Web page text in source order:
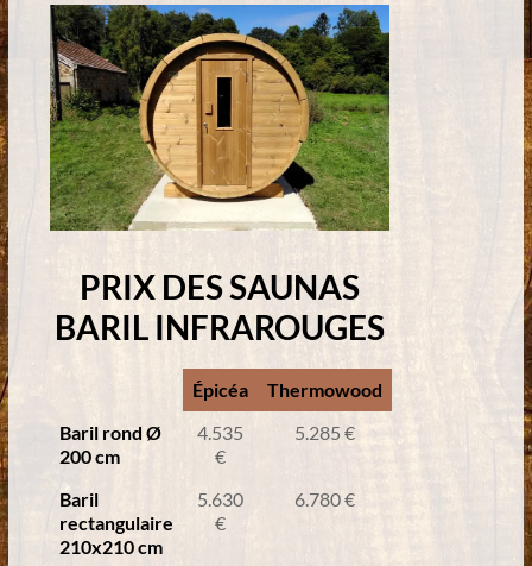
PRIX DES SAUNAS
BARIL INFRAROUGES
Épicéa
Thermowood
Baril rond Ø
200 cm
4.535
€
5.285 €
Baril
rectangulaire
210x210 cm
5.630
€
6.780 €